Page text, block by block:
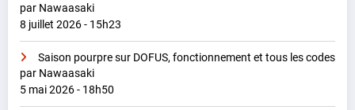
par Nawaasaki
8 juillet 2026 - 15h23
Saison pourpre sur DOFUS, fonctionnement et tous les codes
par Nawaasaki
5 mai 2026 - 18h50